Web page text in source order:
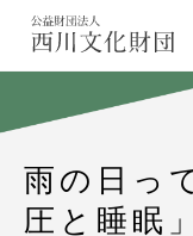
雨の日っ
圧と睡眠